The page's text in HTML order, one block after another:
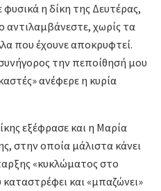
φυσικά η δίκη της Δευτέρας,
αντιλαμβάνεστε, χωρίς τα
που έχουνε αποκρυφτεί.
την πεποίθησή μου
ανέφερε η κυρία
εξέφρασε και η Μαρία
στην οποία μάλιστα κάνει
«κυκλώματος στο
και «μπαζώνει»